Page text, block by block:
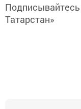
Подписывайтесь
Татарстан»